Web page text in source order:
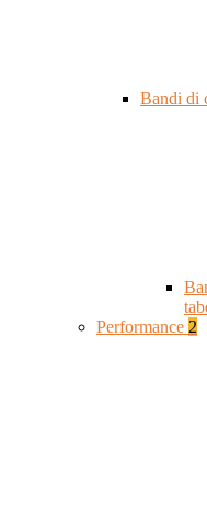
Bandi di
Performance 2